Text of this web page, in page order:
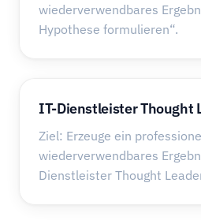
wiederverwendbares
Hypothese formulieren“.
IT-Dienstleister Thought
Ziel: Erzeuge ein
wiederverwendbares
Dienstleister Thought